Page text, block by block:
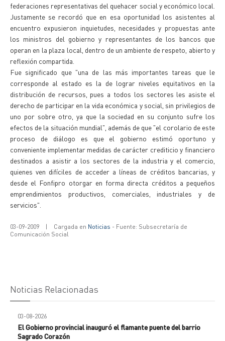
federaciones representativas del quehacer social y económico local.
Justamente se recordó que en esa oportunidad los asistentes al
encuentro expusieron inquietudes, necesidades y propuestas ante
los ministros del gobierno y representantes de los bancos que
operan en la plaza local, dentro de un ambiente de respeto, abierto y
reflexión compartida.
Fue significado que "una de las más importantes tareas que le
corresponde al estado es la de lograr niveles equitativos en la
distribución de recursos, pues a todos los sectores les asiste el
derecho de participar en la vida económica y social, sin privilegios de
uno por sobre otro, ya que la sociedad en su conjunto sufre los
efectos de la situación mundial", además de que "el corolario de este
proceso de diálogo es que el gobierno estimó oportuno y
conveniente implementar medidas de carácter crediticio y financiero
destinados a asistir a los sectores de la industria y el comercio,
quienes ven difíciles de acceder a líneas de créditos bancarias, y
desde el Fonfipro otorgar en forma directa créditos a pequeños
emprendimientos productivos, comerciales, industriales y de
servicios".
03-09-2009 | Cargada en Noticias - Fuente: Subsecretaría de
Comunicación Social
Noticias Relacionadas
03-08-2026
El Gobierno provincial inauguró el flamante puente del barrio
Sagrado Corazón